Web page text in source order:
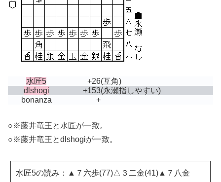
水匠5 +26(互角)
dlshogi
+153(永瀬指しやすい)
bonanza
+
○※藤井竜王と水匠が一致。
○※藤井竜王とdlshogiが一致。
水匠5の読み：▲７六歩(77)△３二金(41)▲７八金